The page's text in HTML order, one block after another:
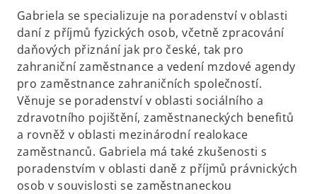
n
s
i
n
a
n
e
w
t
a
b
Gabriela se specializuje na poradenství v oblasti
daní z příjmů fyzických osob, včetně zpracování
daňových přiznání jak pro české, tak pro
zahraniční zaměstnance a vedení mzdové agendy
pro zaměstnance zahraničních společností.
Věnuje se poradenství v oblasti sociálního a
zdravotního pojištění, zaměstnaneckých benefitů
a rovněž v oblasti mezinárodní realokace
zaměstnanců. Gabriela má také zkušenosti s
poradenstvím v oblasti daně z příjmů právnických
osob v souvislosti se zaměstnaneckou